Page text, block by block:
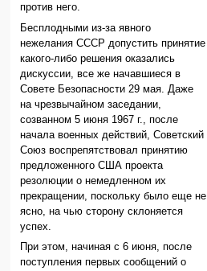
против него.
Бесплодными из-за явного
нежелания СССР допустить принятие
какого-либо решения оказались
дискуссии, все же начавшиеся в
Совете Безопасности 29 мая. Даже
на чрезвычайном заседании,
созванном 5 июня 1967 г., после
начала военных действий, Советский
Союз воспрепятствовал принятию
предложенного США проекта
резолюции о немедленном их
прекращении, поскольку было еще не
ясно, на чью сторону склоняется
успех.
При этом, начиная с 6 июня, после
поступления первых сообщений о